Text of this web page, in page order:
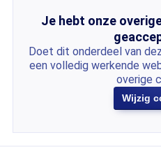
Je hebt onze
Doet dit onderdeel van
een volledig werkende
overige
Wijzig